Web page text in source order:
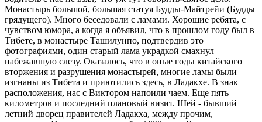
Монастырь большой, большая статуя Будды-Майтрейи (Будды
грядущего). Много беседовали с ламами. Хорошие ребята, с
чувством юмора, а когда я объявил, что в прошлом году был в
Тибете, в монастыре Ташилунпо, подтвердив это
фотографиями, один старый лама украдкой смахнул
набежавшую слезу. Оказалось, что в оные годы китайского
вторжения и разрушения монастырей, многие ламы были
изгнаны из Тибета и приютились здесь, в Ладакхе. В знак
расположения, нас с Виктором напоили чаем. Еще пять
километров и последний плановый визит. Шей - бывший
летний дворец правителей Ладакха, между прочим,